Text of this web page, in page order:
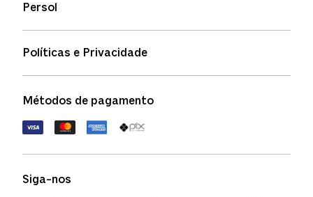
Status de pedidos
Política de garantia
FAQs
Persol
Políticas e Privacidade
Política de devolução
Termos de uso
Métodos de pagamento
Siga-nos